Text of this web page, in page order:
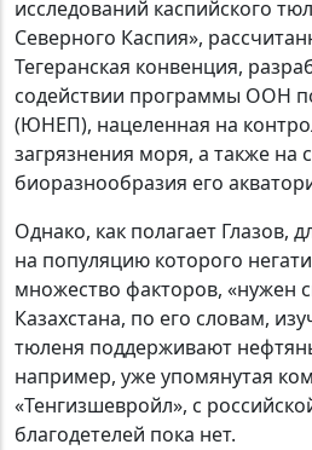
исследований каспийского
Северного Каспия»,
Тегеранская конвенция,
содействии программы ООН
(ЮНЕП), нацеленная на
загрязнения моря, а также на
биоразнообразия его
Однако, как полагает Глазов,
на популяцию которого
множество факторов, «нужен
Казахстана, по его словам,
тюленя поддерживают
например, уже упомянутая
«Тенгизшевройл», с
благодетелей пока нет.